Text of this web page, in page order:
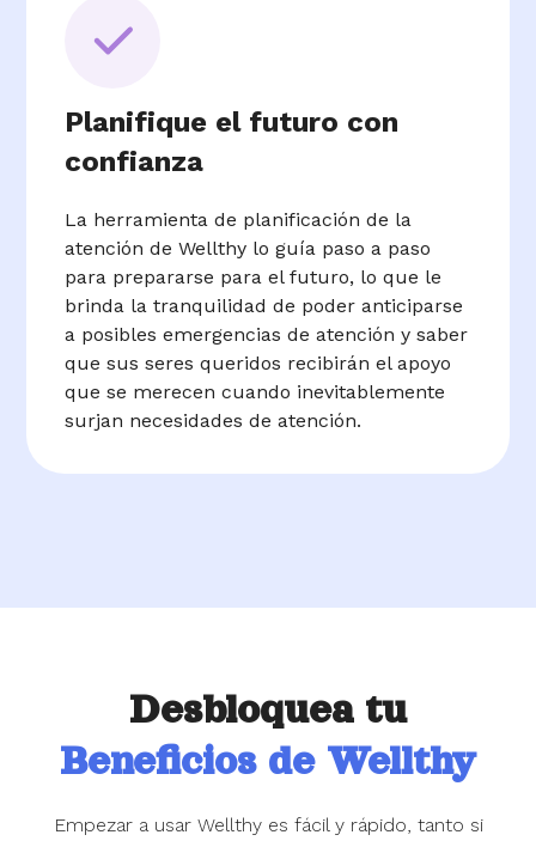
Planifique el futuro con
confianza
La herramienta de planificación de la
atención de Wellthy lo guía paso a paso
para prepararse para el futuro, lo que le
brinda la tranquilidad de poder anticiparse
a posibles emergencias de atención y saber
que sus seres queridos recibirán el apoyo
que se merecen cuando inevitablemente
surjan necesidades de atención.
Desbloquea tu
Beneficios de Wellthy
Empezar a usar Wellthy es fácil y rápido, tanto si